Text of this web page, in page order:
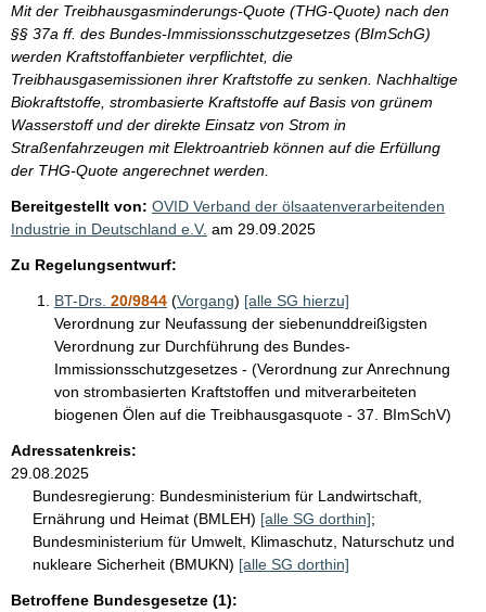
Mit der Treibhausgasminderungs-Quote (THG-Quote) nach den
§§ 37a ff. des Bundes-Immissionsschutzgesetzes (BImSchG)
werden Kraftstoffanbieter verpflichtet, die
Treibhausgasemissionen ihrer Kraftstoffe zu senken. Nachhaltige
Biokraftstoffe, strombasierte Kraftstoffe auf Basis von grünem
Wasserstoff und der direkte Einsatz von Strom in
Straßenfahrzeugen mit Elektroantrieb können auf die Erfüllung
der THG-Quote angerechnet werden.
Bereitgestellt von: OVID Verband der ölsaatenverarbeitenden
Industrie in Deutschland e.V. am 29.09.2025
Zu Regelungsentwurf:
BT-Drs. 20/9844 (Vorgang) [alle SG hierzu]
Verordnung zur Neufassung der siebenunddreißigsten
Verordnung zur Durchführung des Bundes-
Immissionsschutzgesetzes - (Verordnung zur Anrechnung
von strombasierten Kraftstoffen und mitverarbeiteten
biogenen Ölen auf die Treibhausgasquote - 37. BImSchV)
Adressatenkreis:
29.08.2025
Bundesregierung: Bundesministerium für Landwirtschaft,
Ernährung und Heimat (BMLEH) [alle SG dorthin];
Bundesministerium für Umwelt, Klimaschutz, Naturschutz und
nukleare Sicherheit (BMUKN) [alle SG dorthin]
Betroffene Bundesgesetze (1):